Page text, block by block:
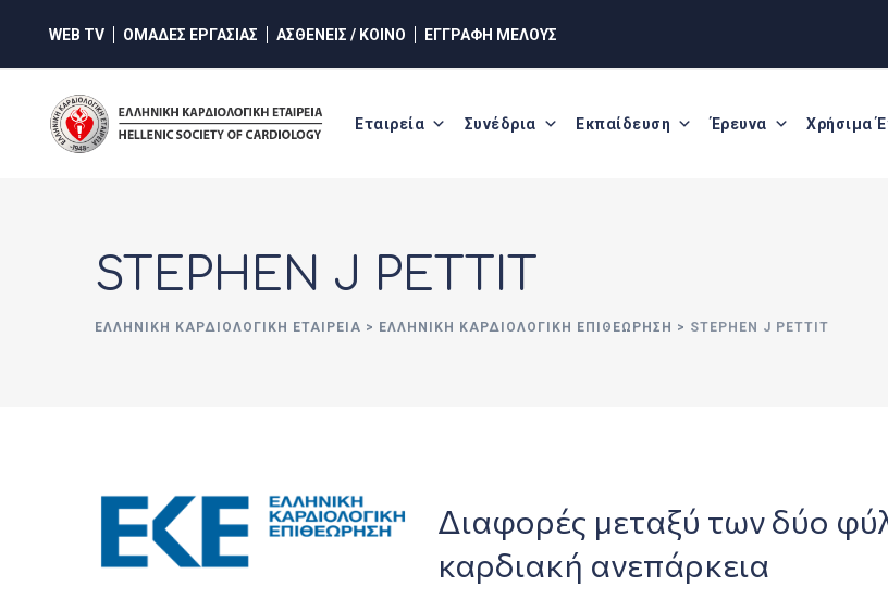
content
WEB TV ΟΜΑΔΕΣ ΕΡΓΑΣΙΑΣ ΑΣΘΕΝΕΙΣ / ΚΟΙΝΟ ΕΓΓΡΑΦΗ ΜΕΛΟΥΣ
Εταιρεία Συνέδρια Εκπαίδευση Έρευνα Χρήσιμα
STEPHEN J PETTIT
ΕΛΛΗΝΙΚΉ ΚΑΡΔΙΟΛΟΓΙΚΉ ΕΤΑΙΡΕΊΑ > ΕΛΛΗΝΙΚΗ ΚΑΡΔΙΟΛΟΓΙΚΗ ΕΠΙΘΕΩΡΗΣΗ > STEPHEN J PETTIT
Διαφορές μεταξύ των δύο
καρδιακή ανεπάρκεια